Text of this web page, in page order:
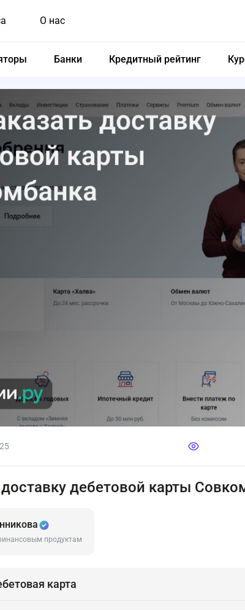
О нас
Банки Кредитный рейтинг
доставку дебетовой карты
продуктам
карта